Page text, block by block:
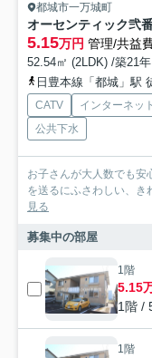
都城市一万城町
オーセンティック弐
5.15万円 管理/共益
52.54㎡ (2LDK) /築21
日豊本線「都城」駅
CATV インターネッ
公共下水
お子さんが大人数でも安
を送るにふさわしい、き
見る
募集中の部屋
1階
5.15
1階 /
1階